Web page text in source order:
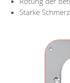
Starke